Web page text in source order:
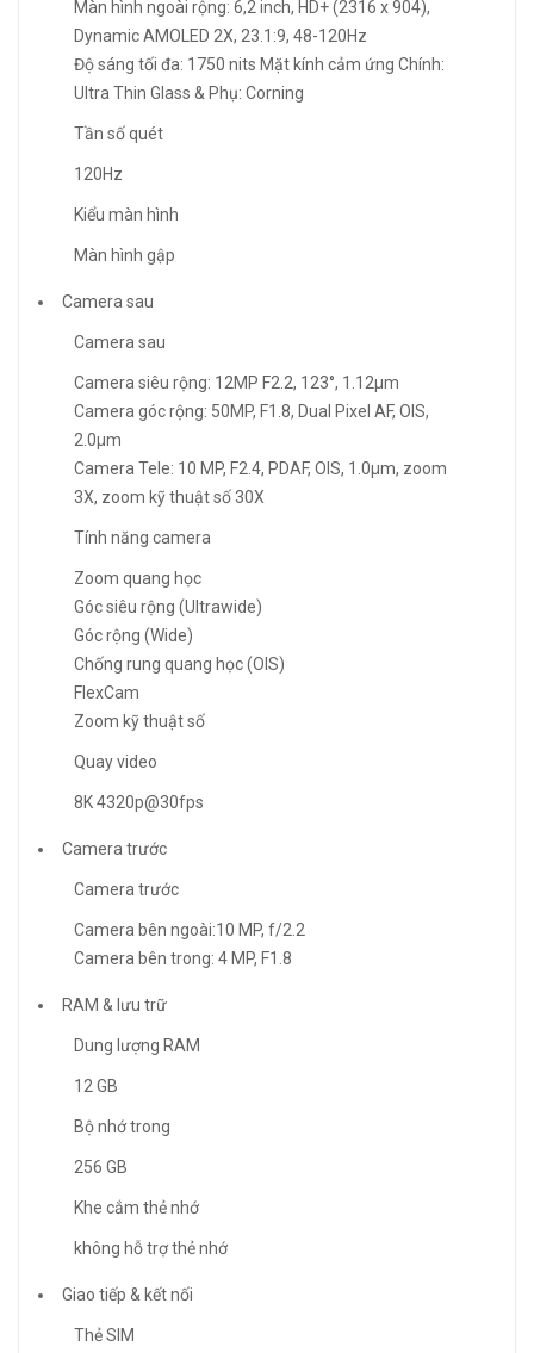
Màn hình ngoài rộng: 6,2 inch, HD+ (2316 x 904),
Dynamic AMOLED 2X, 23.1:9, 48-120Hz
Độ sáng tối đa: 1750 nits Mặt kính cảm ứng Chính:
Ultra Thin Glass & Phụ: Corning
Tần số quét
120Hz
Kiểu màn hình
Màn hình gập
Camera sau
Camera sau
Camera siêu rộng: 12MP F2.2, 123°, 1.12μm
Camera góc rộng: 50MP, F1.8, Dual Pixel AF, OIS,
2.0μm
Camera Tele: 10 MP, F2.4, PDAF, OIS, 1.0μm, zoom
3X, zoom kỹ thuật số 30X
Tính năng camera
Zoom quang học
Góc siêu rộng (Ultrawide)
Góc rộng (Wide)
Chống rung quang học (OIS)
FlexCam
Zoom kỹ thuật số
Quay video
8K 4320p@30fps
Camera trước
Camera trước
Camera bên ngoài:10 MP, f/2.2
Camera bên trong: 4 MP, F1.8
RAM & lưu trữ
Dung lượng RAM
12 GB
Bộ nhớ trong
256 GB
Khe cắm thẻ nhớ
không hỗ trợ thẻ nhớ
Giao tiếp & kết nối
Thẻ SIM